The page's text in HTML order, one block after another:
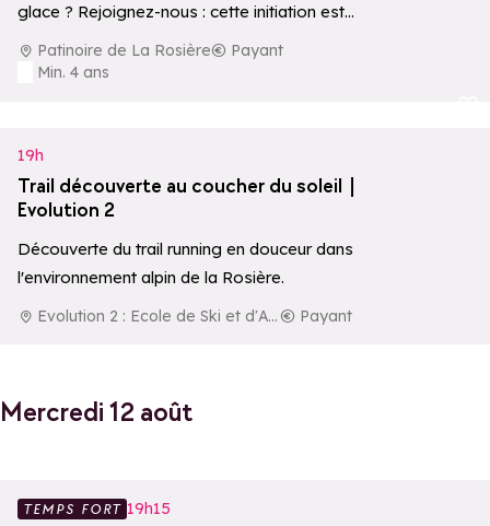
glace ? Rejoignez-nous : cette initiation est
l'occasion de trouver votre équilibre, seul,
entre amis ou…
Patinoire de La Rosière
Payant
Min. 4 ans
19h
Trail découverte au coucher du soleil |
Evolution 2
Découverte du trail running en douceur dans
l'environnement alpin de la Rosière.
Evolution 2 : Ecole de Ski et d'Aventure Payant
Mercredi 12 août
TEMPS FORT 19h15